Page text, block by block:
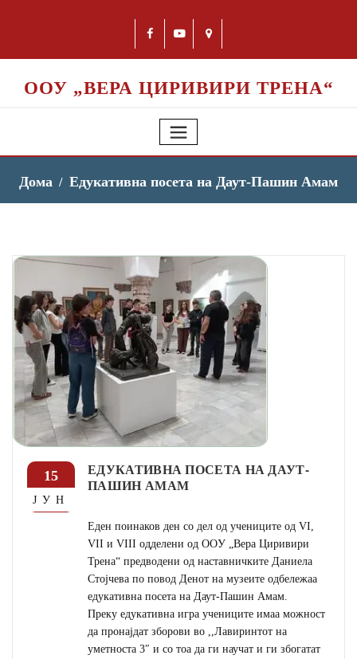
ООУ „ВЕРА ЦИРИВИРИ ТРЕНА“
Дома Едукативна посета на Даут-Пашин Амам
15
ЈУН
ЕДУКАТИВНА ПОСЕТА НА ДАУТ-
ПАШИН АМАМ
Еден поинаков ден со дел од учениците од VI,
VII и VIII одделени од ОOУ „Вера Циривири
Трена“ предводени од наставничките Даниела
Стојчева по повод Денот на музеите одбележаа
едукативна посета на Даут-Пашин Амам.
Преку едукативна игра учениците имаа можност
да пронајдат зборови во ,,Лавиринтот на
уметноста 3″ и со тоа да ги научат и ги збогатат